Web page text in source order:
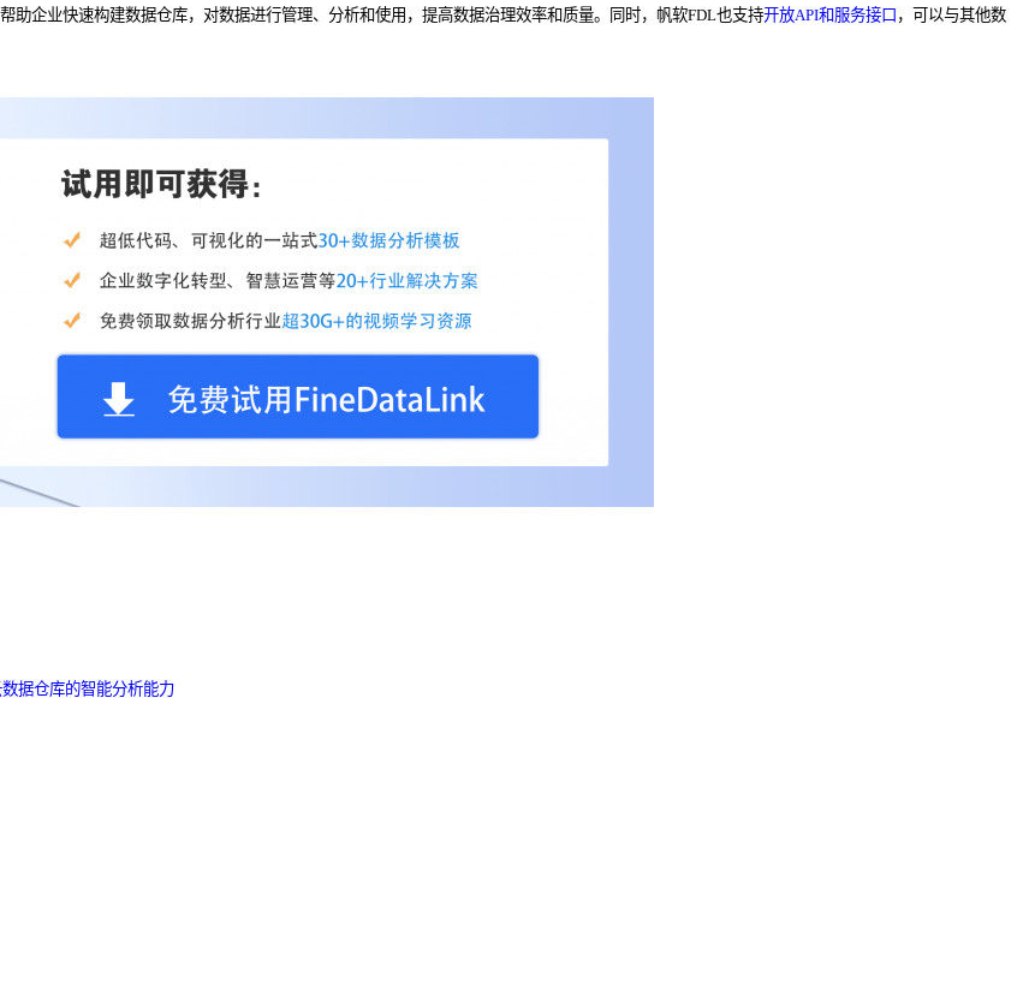
助企业快速构建数据仓库，对数据进行管理、分析和使用，提高数据治理效率和质量。同时，帆软FDL也支持开放API和服务接口 ，可以与其他数
据仓库的智能分析能力